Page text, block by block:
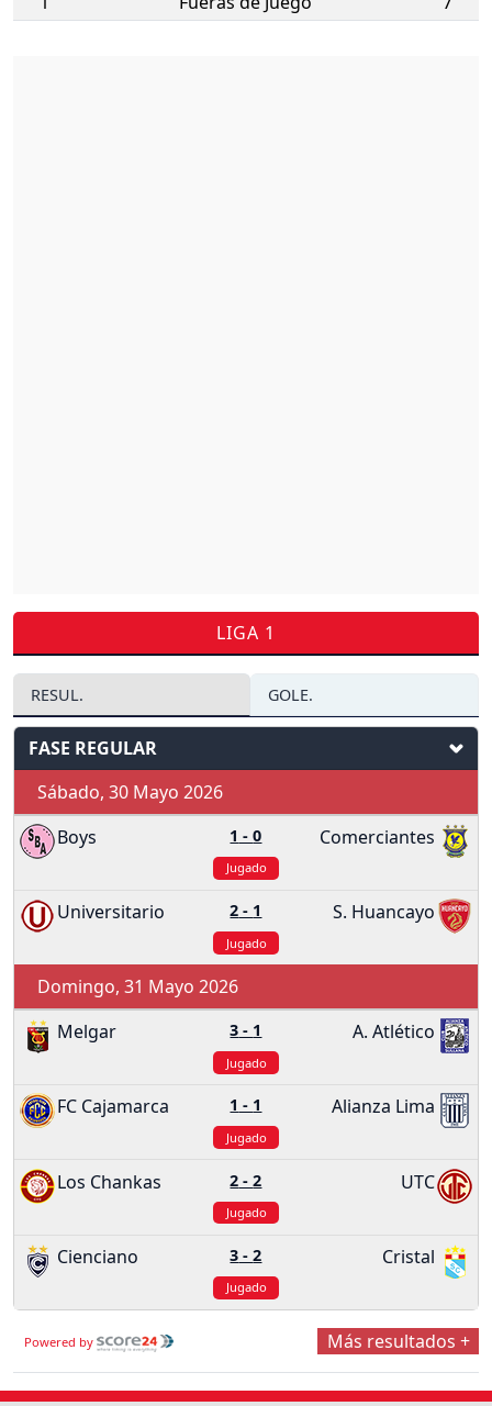
LIGA 1
RESUL. GOLE.
FASE REGULAR
Sábado, 30 Mayo 2026
Boys
1 -0 Comerciantes
Jugado
Universitario 2 - 1 S. Huancayo
Jugado
Domingo, 31 Mayo 2026
Melgar
3 - 1 A. Atlético
Jugado
FC Cajamarca 1 - 1 Alianza Lima
Jugado
Los Chankas 2 -2 UTC
Jugado
Cienciano 3 -2 Cristal
Jugado
Powered by Más resultados +